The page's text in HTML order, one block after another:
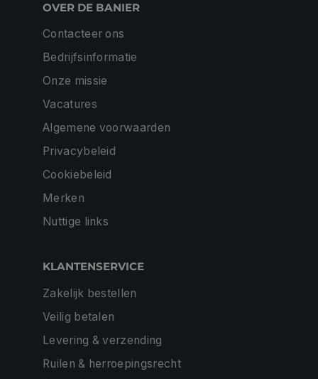
OVER DE BANIER
Contacteer ons
Bedrijfsinformatie
Onze missie
Vacatures
Algemene voorwaarden
Privacybeleid
Cookiebeleid
Merken
Nuttige links
KLANTENSERVICE
Zakelijk bestellen
Veilig betalen
Levering & verzending
Ruilen & herroepingsrecht